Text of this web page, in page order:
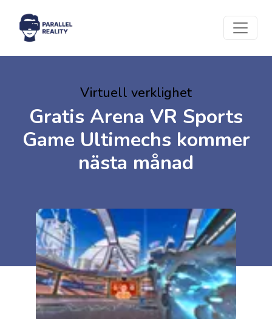
Virtuell verklighet
Gratis Arena VR Sports
Game Ultimechs kommer
nästa månad